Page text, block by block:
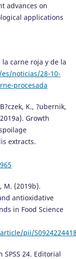
advances on
applications
la carne roja y de la
noticias/28-10-
procesada
K., ?ubernik,
Growth
extracts.
M. (2019b).
antioxidative
in Food Science
pii/
24. Editorial